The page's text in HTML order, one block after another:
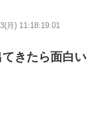
月) 11:18:19.01
きたら面白い